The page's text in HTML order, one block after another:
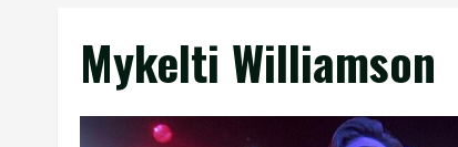
Mykelti Williamson